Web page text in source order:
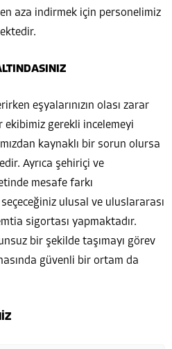
aza indirmek için personelimiz
eşyalarınızın olası zarar
gerekli incelemeyi
kaynaklı bir sorun olursa
Ayrıca şehiriçi ve
mesafe farkı
ulusal ve uluslararası
sigortası yapmaktadır.
bir şekilde taşımayı görev
güvenli bir ortam da